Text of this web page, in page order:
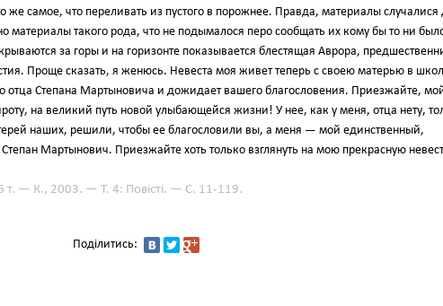
же самое, что переливать из пустого в порожнее. Правда, материалы случалися
материалы такого рода, что не подымалося перо сообщать их кому бы то ни
за горы и на горизонте показывается блестящая Аврора,
Проще сказать, я женюсь. Невеста моя живет теперь с своею матерью в
отца Степана Мартыновича и дожидает вашего благословения. Приезжайте,
на великий путь новой улыбающейся жизни! У нее, как у меня, отца нету,
наших, решили, чтобы ее благословили вы, а меня — мой единственный,
Мартынович. Приезжайте хоть только взглянуть на мою прекрасную
6 т. — К., 2003. — Т. 4: Повісті. — С. 11-119.
Поділитись: